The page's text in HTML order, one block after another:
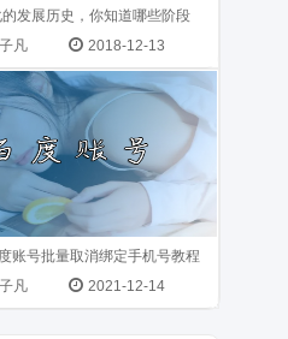
发展历史，你知道哪些阶段
凡
2018-12-13
量操作，也没那么多账号
机号（小提示：一个手机
5个百度...
账号批量取消绑定手机号教程
凡
2021-12-14